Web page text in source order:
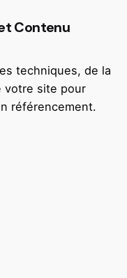
Contenu
techniques, de la
votre site pour
référencement.